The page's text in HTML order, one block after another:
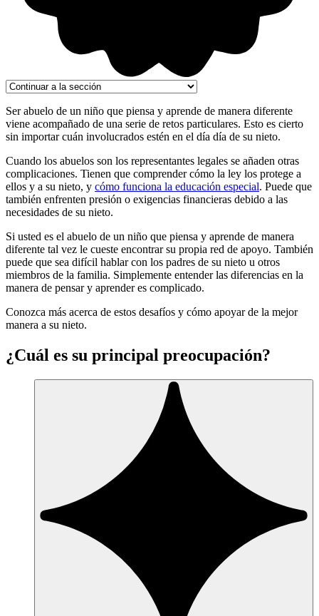
Ser abuelo de un niño que piensa y aprende de manera diferente
viene acompañado de una serie de retos particulares. Esto es cierto
sin importar cuán involucrados estén en el día día de su nieto.
Cuando los abuelos son los representantes legales se añaden otras
complicaciones. Tienen que comprender cómo la ley los protege a
ellos y a su nieto, y cómo funciona la educación especial. Puede que
también enfrenten presión o exigencias financieras debido a las
necesidades de su nieto.
Si usted es el abuelo de un niño que piensa y aprende de manera
diferente tal vez le cueste encontrar su propia red de apoyo. También
puede que sea difícil hablar con los padres de su nieto u otros
miembros de la familia. Simplemente entender las diferencias en la
manera de pensar y aprender es complicado.
Conozca más acerca de estos desafíos y cómo apoyar de la mejor
manera a su nieto.
¿Cuál es su principal preocupación?